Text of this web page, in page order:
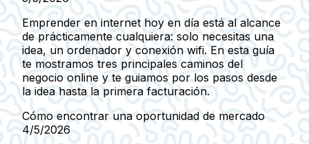
Emprender en internet hoy en día está al alcance
de prácticamente cualquiera: solo necesitas una
idea, un ordenador y conexión wifi. En esta guía
te mostramos tres principales caminos del
negocio online y te guiamos por los pasos desde
la idea hasta la primera facturación.
Cómo encontrar una oportunidad de mercado
4/5/2026